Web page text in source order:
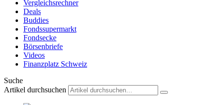
Vergleichsrechner
Deals
Buddies
Fondssupermarkt
Fondsecke
Börsenbriefe
Videos
Finanzplatz Schweiz
Suche
Artikel durchsuchen